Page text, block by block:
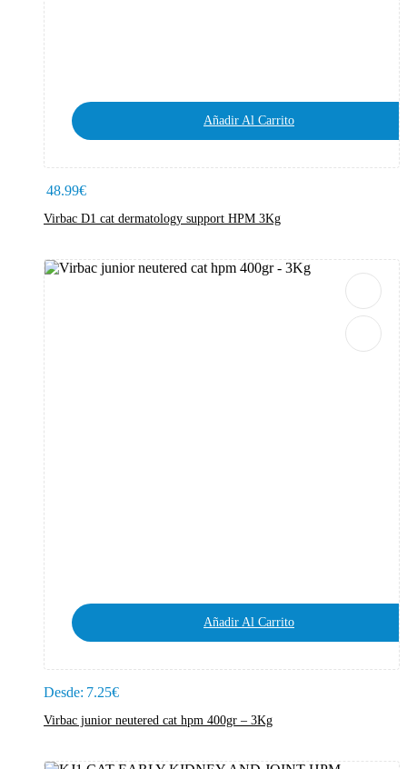
Añadir Al Carrito
48.99€
Virbac D1 cat dermatology support HPM 3Kg
Añadir Al Carrito
Desde: 7.25€
Virbac junior neutered cat hpm 400gr – 3Kg